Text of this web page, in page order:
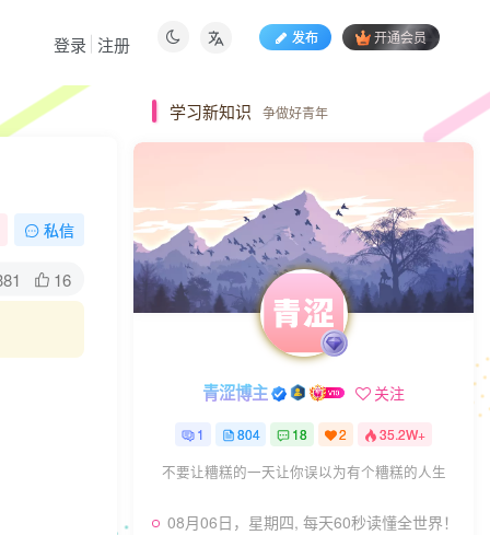
发布 开通会员
登录 注册
私信
16
学习新知识 争做好青年
青涩博主 关注
1 804 18 2 35.2W+
不要让糟糕的一天让你误以为有个糟糕的人生
08月06日，星期四, 每天60秒读懂全世界！